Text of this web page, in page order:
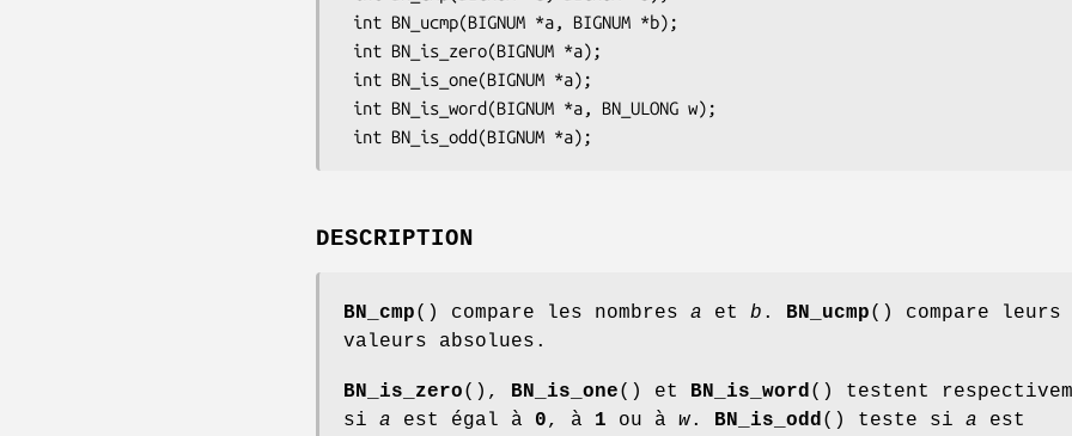
DESCRIPTION
BN_cmp() compare les nombres a et b . BN_ucmp() compare leurs
valeurs absolues.
BN_is_zero(), BN_is_one() et BN_is_word () testent
si a est égal à 0, à 1 ou à w. BN_is_odd () teste si a est